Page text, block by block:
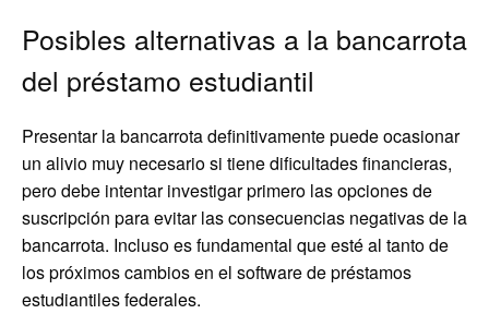
Posibles alternativas a la bancarrota
del préstamo estudiantil
Presentar la bancarrota definitivamente puede ocasionar
un alivio muy necesario si tiene dificultades financieras,
pero debe intentar investigar primero las opciones de
suscripción para evitar las consecuencias negativas de la
bancarrota. Incluso es fundamental que esté al tanto de
los próximos cambios en el software de préstamos
estudiantiles federales.